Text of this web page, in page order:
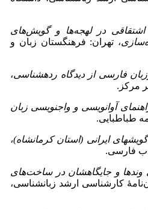
اشتقاقی در لهجه‌ها و گویش‌های
، تهران: فرهنگستان زبان و
فارسی از دیدگاه رده­شناسی،
مرکز.
آوانویسی و واج­نویسی زبان
طباطبایی.
ایرانی (استان کرمانشاه)،
فارسی.
وندها و جایگاهشان در ساخت‌های
کارشناسی ارشد زبان­شناسی،